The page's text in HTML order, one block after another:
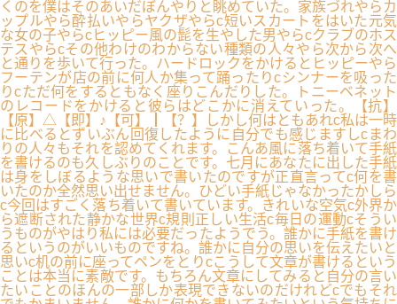
くのを僕はそのあいだぼんやりと眺めていた。家族づれやらカ
ップルやら酔払いやらヤクザやらc短いスカートをはいた元気
な女の子やらcヒッピー風の髭を生やした男やらcクラブのホス
テスやらcその他わけのわからない種類の人々やら次から次へ
と通りを歩いて行った。ハードロックをかけるとヒッピーやら
フーテンが店の前に何人か集って踊ったりcシンナーを吸った
りcただ何をするともなく座りこんだりした。トニーベネット
のレコードをかけると彼らはどこかに消えていった。【抗】
【原】△【即】♪【可】┃【？】しかし何はともあれc私は一時
に比べるとずいぶん回復したように自分でも感じますしcまわ
りの人々もそれを認めてくれます。こんあ風に落ち着いて手紙
を書けるのも久しぶりのことです。七月にあなたに出した手紙
は身をしぼるような思いで書いたのですが正直言ってc何を書
いたのか全然思い出せません。ひどい手紙じゃなかったかしら
c今回はすごく落ち着いて書いています。きれいな空気c外界か
ら遮断された静かな世界c規則正しい生活c毎日の運動cそうい
うものがやはり私には必要だったようでう。誰かに手紙を書け
るというのがいいものですね。誰かに自分の思いを伝えたいと
思いc机の前に座ってペンをとりcこうして文章が書けるという
ことは本当に素敵です。もちろん文章にしてみると自分の言い
たいことのほんの一部しか表現できないのだけれどcでもそれ